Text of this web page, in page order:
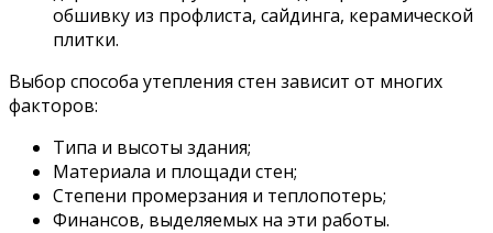
обшивку из профлиста, сайдинга, керамической
плитки.
Выбор способа утепления стен зависит от многих
факторов:
Типа и высоты здания;
Материала и площади стен;
Степени промерзания и теплопотерь;
Финансов, выделяемых на эти работы.